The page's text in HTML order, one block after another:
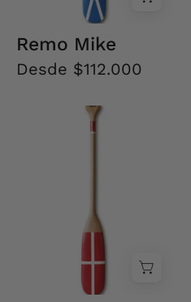
Remo Mike
Desde $112.000
Remo
Nº4